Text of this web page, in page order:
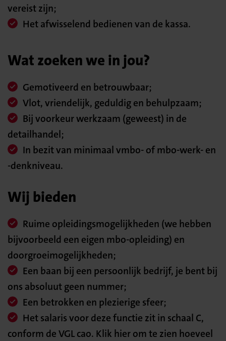
vereist zijn;
Het afwisselend bedienen van de kassa.
Wat zoeken we in jou?
Gemotiveerd en betrouwbaar;
Vlot, vriendelijk, geduldig en behulpzaam;
Bij voorkeur werkzaam (geweest) in de
detailhandel;
In bezit van minimaal vmbo- of mbo-werk- en
-denkniveau.
Wij bieden
Ruime opleidingsmogelijkheden (we hebben
bijvoorbeeld een eigen mbo-opleiding) en
doorgroeimogelijkheden;
Een baan bij een persoonlijk bedrijf, je bent bij
ons absoluut geen nummer;
Een betrokken en plezierige sfeer;
Het salaris voor deze functie zit in schaal C,
conform de VGL cao. Klik hier om te zien hoeveel